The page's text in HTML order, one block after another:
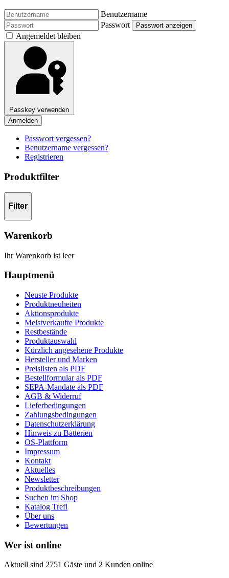
Benutzername
Passwort
Passwort anzeigen
Angemeldet bleiben
Passkey verwenden
Anmelden
Passwort vergessen?
Benutzername vergessen?
Registrieren
Produktfilter
Filter
Warenkorb
Ihr Warenkorb ist leer
Hauptmenü
Neuste Produkte
Produktneuheiten
Aktionsprodukte
Meistverkaufte Produkte
Restbestände
Produktauswahl
Kürzlich angesehene Produkte
Hersteller und Marken
Preislisten als PDF
Bestellformular als PDF
SEPA-Mandate als PDF
AGB & Widerruf
Lieferbedingungen
Zahlungsbedingungen
Datenschutzerklärung
Hinweis zu Batterien
OS-Plattform
Impressum
Kontakt
Aktuelles
Newsletter
Produktbeschreibungen
Suchen im Shop
Katalog Trefl
Über uns
Bewertungen
Wer ist online
Aktuell sind 2751 Gäste und 2 Kunden online